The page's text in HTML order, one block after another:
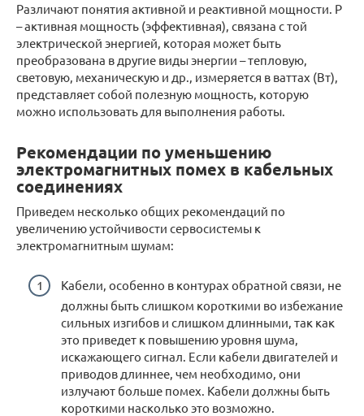
Различают понятия активной и реактивной мощности. P
– активная мощность (эффективная), связана с той
электрической энергией, которая может быть
преобразована в другие виды энергии – тепловую,
световую, механическую и др., измеряется в ваттах (Вт),
представляет собой полезную мощность, которую
можно использовать для выполнения работы.
Рекомендации по уменьшению
электромагнитных помех в кабельных
соединениях
Приведем несколько общих рекомендаций по
увеличению устойчивости сервосистемы к
электромагнитным шумам:
Кабели, особенно в контурах обратной связи, не
должны быть слишком короткими во избежание
сильных изгибов и слишком длинными, так как
это приведет к повышению уровня шума,
искажающего сигнал. Если кабели двигателей и
приводов длиннее, чем необходимо, они
излучают больше помех. Кабели должны быть
короткими насколько это возможно.